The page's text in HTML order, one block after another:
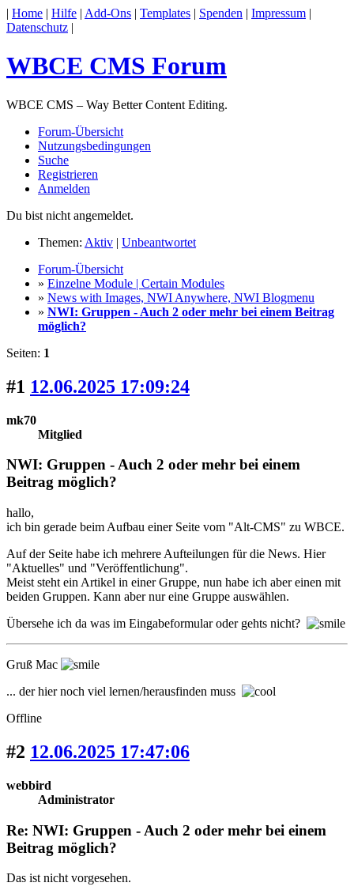
| Home | Hilfe | Add-Ons | Templates | Spenden | Impressum |
Datenschutz |
WBCE CMS Forum
WBCE CMS – Way Better Content Editing.
Forum-Übersicht
Nutzungsbedingungen
Suche
Registrieren
Anmelden
Du bist nicht angemeldet.
Themen: Aktiv | Unbeantwortet
Forum-Übersicht
» Einzelne Module | Certain Modules
» News with Images, NWI Anywhere, NWI Blogmenu
» NWI: Gruppen - Auch 2 oder mehr bei einem Beitrag
möglich?
Seiten: 1
#1 12.06.2025 17:09:24
mk70
Mitglied
NWI: Gruppen - Auch 2 oder mehr bei einem
Beitrag möglich?
hallo,
ich bin gerade beim Aufbau einer Seite vom "Alt-CMS" zu WBCE.
Auf der Seite habe ich mehrere Aufteilungen für die News. Hier
"Aktuelles" und "Veröffentlichung".
Meist steht ein Artikel in einer Gruppe, nun habe ich aber einen mit
beiden Gruppen. Kann aber nur eine Gruppe auswählen.
Übersehe ich da was im Eingabeformular oder gehts nicht?
Gruß Mac
... der hier noch viel lernen/herausfinden muss
Offline
#2 12.06.2025 17:47:06
webbird
Administrator
Re: NWI: Gruppen - Auch 2 oder mehr bei einem
Beitrag möglich?
Das ist nicht vorgesehen.